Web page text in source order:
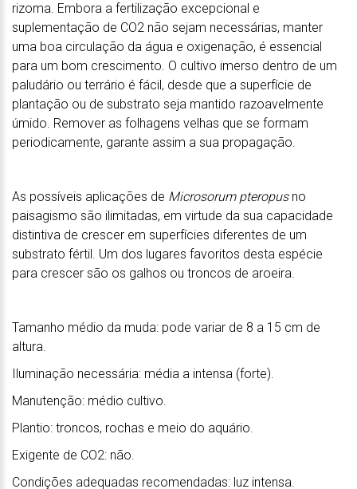
rizoma. Embora a fertilização excepcional e
suplementação de CO2 não sejam necessárias, manter
uma boa circulação da água e oxigenação, é essencial
para um bom crescimento. O cultivo imerso dentro de um
paludário ou terrário é fácil, desde que a superfície de
plantação ou de substrato seja mantido razoavelmente
úmido. Remover as folhagens velhas que se formam
periodicamente, garante assim a sua propagação.
As possíveis aplicações de Microsorum pteropusno
paisagismo são ilimitadas, em virtude da sua capacidade
distintiva de crescer em superfícies diferentes de um
substrato fértil. Um dos lugares favoritos desta espécie
para crescer são os galhos ou troncos de aroeira.
Tamanho médio da muda: pode variar de 8 a 15 cm de
altura.
Iluminação necessária: média a intensa (forte).
Manutenção: médio cultivo.
Plantio: troncos, rochas e meio do aquário.
Exigente de CO2: não.
Condições adequadas recomendadas: luz intensa.